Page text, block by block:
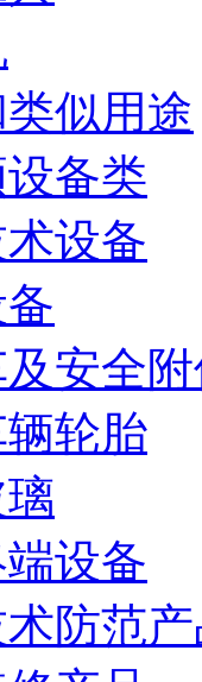
似用途
备类
设备
安全
轮胎
设备
防范